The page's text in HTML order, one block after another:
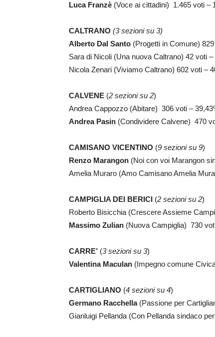
Luca Franzè (Voce ai cittadini) 1.465 voti –
CALTRANO (3 sezioni su 3)
Alberto Dal Santo (Progetti in Comune)
Sara di Nicoli (Una nuova Caltrano) 42 voti –
Nicola Zenari (Viviamo Caltrano) 602 voti –
CALVENE (2 sezioni su 2)
Andrea Cappozzo (Abitare) 306 voti –
Andrea Pasin (Condividere Calvene) 470
CAMISANO VICENTINO (9 sezioni su 9)
Renzo Marangon (Noi con voi Marangon
Amelia Muraro (Amo Camisano Amelia
CAMPIGLIA DEI BERICI (2 sezioni su 2)
Roberto Bisicchia (Crescere Assieme
Massimo Zulian (Nuova Campiglia) 730
CARRE’ (3 sezioni su 3)
Valentina Maculan (Impegno comune
CARTIGLIANO (4 sezioni su 4)
Germano Racchella(Passione per
Gianluigi Pellanda (Con Pellanda sindaco